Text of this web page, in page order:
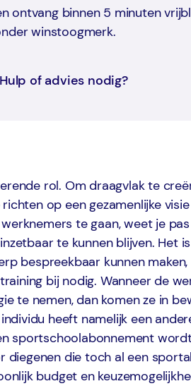
ontvang binnen 5 minuten
winstoogmerk.
Hulp of advies nodig?
rol. Om draagvlak te
op een gezamenlijke
te gaan, weet je
te kunnen blijven. Het
bespreekbaar kunnen
bij nodig. Wanneer de
te nemen, dan komen ze in
heeft namelijk een
sportschoolabonnement
die toch al een
budget en